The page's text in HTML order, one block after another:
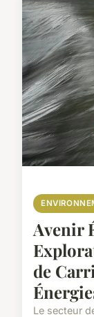
Avenir
de
Le secteur